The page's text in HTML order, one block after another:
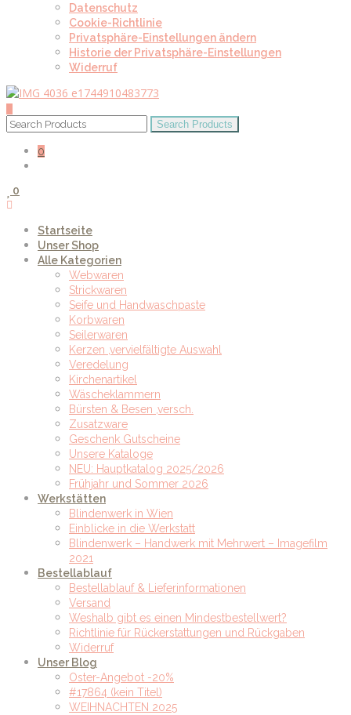
Datenschutz
Cookie-Richtlinie
Privatsphäre-Einstellungen ändern
Historie der Privatsphäre-Einstellungen
Widerruf
0
0
Startseite
Unser Shop
Alle Kategorien
Webwaren
Strickwaren
Seife und Handwaschpaste
Korbwaren
Seilerwaren
Kerzen ,vervielfältigte Auswahl
Veredelung
Kirchenartikel
Wäscheklammern
Bürsten & Besen ,versch.
Zusatzware
Geschenk Gutscheine
Unsere Kataloge
NEU: Hauptkatalog 2025/2026
Frühjahr und Sommer 2026
Werkstätten
Blindenwerk in Wien
Einblicke in die Werkstatt
Blindenwerk – Handwerk mit Mehrwert – Imagefilm
2021
Bestellablauf
Bestellablauf & Lieferinformationen
Versand
Weshalb gibt es einen Mindestbestellwert?
Richtlinie für Rückerstattungen und Rückgaben
Widerruf
Unser Blog
Oster-Angebot -20%
#17864 (kein Titel)
WEIHNACHTEN 2025